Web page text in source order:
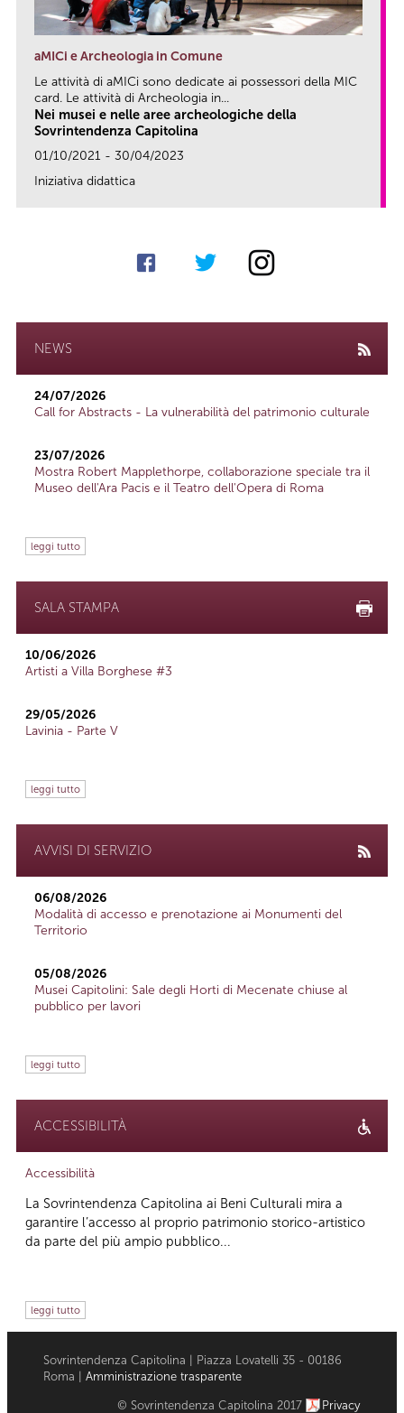
aMICi e Archeologia in Comune
Le attività di aMICi sono dedicate ai possessori della MIC
card. Le attività di Archeologia in...
Nei musei e nelle aree archeologiche della
Sovrintendenza Capitolina
01/10/2021 - 30/04/2023
Iniziativa didattica
NEWS
24/07/2026
Call for Abstracts - La vulnerabilità del patrimonio culturale
23/07/2026
Mostra Robert Mapplethorpe, collaborazione speciale tra il
Museo dell'Ara Pacis e il Teatro dell'Opera di Roma
leggi tutto
SALA STAMPA
10/06/2026
Artisti a Villa Borghese #3
29/05/2026
Lavinia - Parte V
leggi tutto
AVVISI DI SERVIZIO
06/08/2026
Modalità di accesso e prenotazione ai Monumenti del
Territorio
05/08/2026
Musei Capitolini: Sale degli Horti di Mecenate chiuse al
pubblico per lavori
leggi tutto
ACCESSIBILITÀ
Accessibilità
La Sovrintendenza Capitolina ai Beni Culturali mira a
garantire l’accesso al proprio patrimonio storico-artistico
da parte del più ampio pubblico...
leggi tutto
Sovrintendenza Capitolina | Piazza Lovatelli 35 - 00186
Roma | Amministrazione trasparente
© Sovrintendenza Capitolina 2017 Privacy